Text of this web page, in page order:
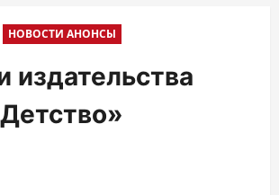
НОВОСТИ АНОНСЫ
издательства